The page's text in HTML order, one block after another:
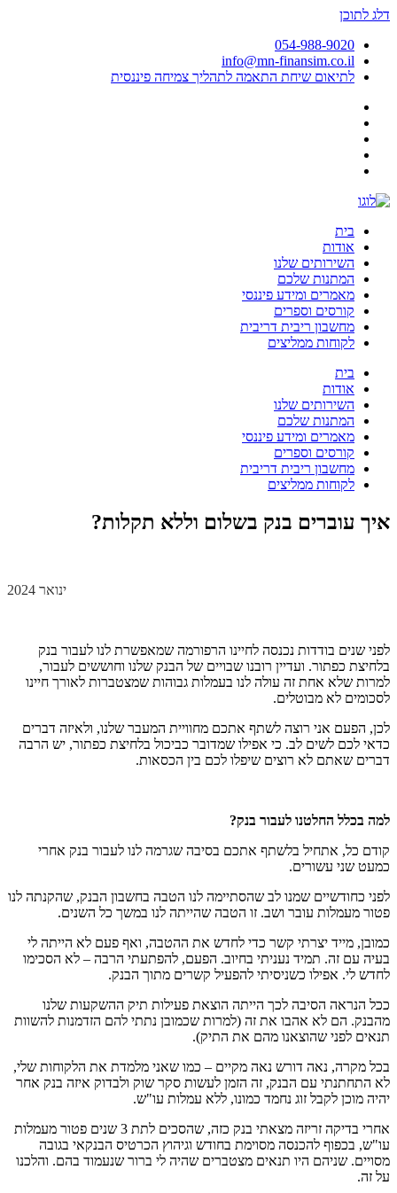
דלג לתוכן
054-988-9020
info@mn-finansim.co.il
לתיאום שיחת התאמה לתהליך צמיחה פיננסית
בית
אודות
השירותים שלנו
המתנות שלכם
מאמרים ומידע פיננסי
קורסים וספרים
מחשבון ריבית דריבית
לקוחות ממליצים
בית
אודות
השירותים שלנו
המתנות שלכם
מאמרים ומידע פיננסי
קורסים וספרים
מחשבון ריבית דריבית
לקוחות ממליצים
איך עוברים בנק בשלום וללא תקלות?
ינואר 2024
לפני שנים בודדות נכנסה לחיינו הרפורמה שמאפשרת לנו לעבור בנק
בלחיצת כפתור. ועדיין רובנו שבויים של הבנק שלנו וחוששים לעבור,
למרות שלא אחת זה עולה לנו בעמלות גבוהות שמצטברות לאורך חיינו
לסכומים לא מבוטלים.
לכן, הפעם אני רוצה לשתף אתכם מחוויית המעבר שלנו, ולאיזה דברים
כדאי לכם לשים לב. כי אפילו שמדובר כביכול בלחיצת כפתור, יש הרבה
דברים שאתם לא רוצים שיפלו לכם בין הכסאות.
למה בכלל החלטנו לעבור בנק?
קודם כל, אתחיל בלשתף אתכם בסיבה שגרמה לנו לעבור בנק אחרי
כמעט שני עשורים.
לפני כחודשיים שמנו לב שהסתיימה לנו הטבה בחשבון הבנק, שהקנתה לנו
פטור מעמלות עובר ושב. זו הטבה שהייתה לנו במשך כל השנים.
כמובן, מייד יצרתי קשר כדי לחדש את ההטבה, ואף פעם לא הייתה לי
בעיה עם זה. תמיד נעניתי בחיוב. הפעם, להפתעתי הרבה – לא הסכימו
לחדש לי. אפילו כשניסיתי להפעיל קשרים מתוך הבנק.
ככל הנראה הסיבה לכך הייתה הוצאת פעילות תיק ההשקעות שלנו
מהבנק. הם לא אהבו את זה (למרות שכמובן נתתי להם הזדמנות להשוות
תנאים לפני שהוצאנו מהם את התיק).
בכל מקרה, נאה דורש נאה מקיים – כמו שאני מלמדת את הלקוחות שלי,
לא התחתנתי עם הבנק, זה הזמן לעשות סקר שוק ולבדוק איזה בנק אחר
יהיה מוכן לקבל זוג נחמד כמונו, ללא עמלות עו"ש.
אחרי בדיקה זריזה מצאתי בנק כזה, שהסכים לתת 3 שנים פטור מעמלות
עו"ש, בכפוף להכנסה מסוימת בחודש וגיהוץ הכרטיס הבנקאי בגובה
מסויים. שניהם היו תנאים מצטברים שהיה לי ברור שנעמוד בהם. והלכנו
על זה.